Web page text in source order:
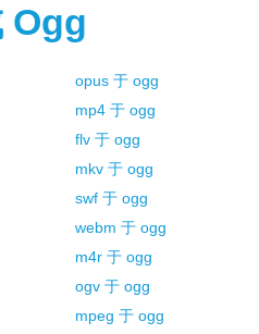
Ogg
opus 于 ogg
mp4 于 ogg
flv 于 ogg
mkv 于 ogg
swf 于 ogg
webm 于 ogg
m4r 于 ogg
ogv 于 ogg
mpeg 于 ogg